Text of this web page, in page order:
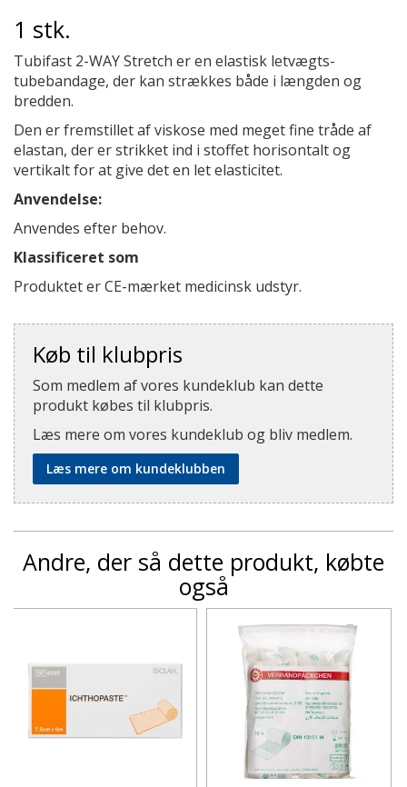
1 stk.
Tubifast 2-WAY Stretch er en elastisk letvægts-
tubebandage, der kan strækkes både i længden og
bredden.
Den er fremstillet af viskose med meget fine tråde af
elastan, der er strikket ind i stoffet horisontalt og
vertikalt for at give det en let elasticitet.
Anvendelse:
Anvendes efter behov.
Klassificeret som
Produktet er CE-mærket medicinsk udstyr.
Køb til klubpris
Som medlem af vores kundeklub kan dette
produkt købes til klubpris.
Læs mere om vores kundeklub og bliv medlem.
Læs mere om kundeklubben
Andre, der så dette produkt, købte
også